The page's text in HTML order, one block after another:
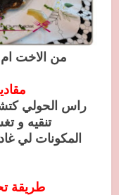
من الاخت ام
راس الحولي
تنقيه و
المكونات لي
طريقة